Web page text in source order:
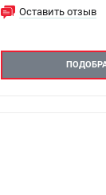
Оставить отзыв